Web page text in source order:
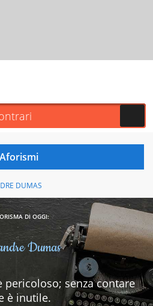
DUMAS
DI OGGI:
Dumas
pericoloso; senza contare
è inutile.